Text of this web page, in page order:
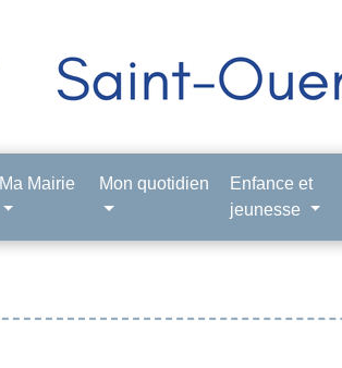
Ma Mairie Mon quotidien
Enfance et
jeunesse